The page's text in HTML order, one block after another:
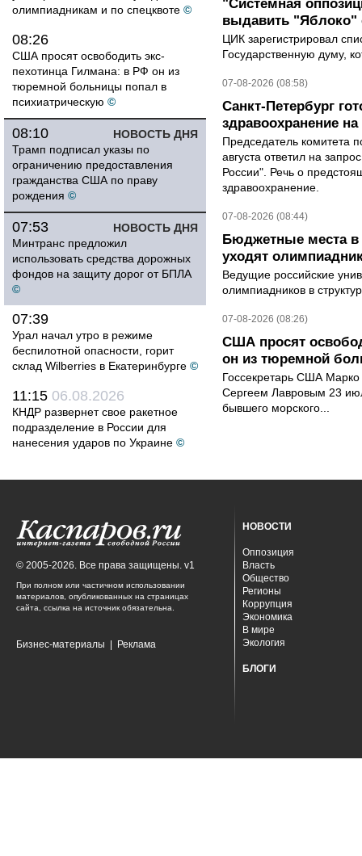
олимпиадникам и по спецквоте ©
08:26
США просят освободить экс-
пехотинца Гилмана: в РФ он из
тюремной больницы попал в
психиатрическую ©
НОВОСТЬ ДНЯ
08:10
Трамп подписал указы по
ограничению предоставления
гражданства США по праву
рождения ©
НОВОСТЬ ДНЯ
07:53
Минтранс предложил
использовать средства дорожных
фондов на защиту дорог от БПЛА
©
07:39
Урал начал утро в режиме
беспилотной опасности, горит
склад Wilberries в Екатеринбурге ©
11:15 06.08.2026
КНДР развернет свое ракетное
подразделение в России для
нанесения ударов по Украине ©
"Системная
выдавить "Яблоко"
ЦИК зарегистрировал
Государственную думу,
07-08-2026 (08:58)
Санкт-Петербург
здравоохранение на
Председатель комитета
августа ответил на
России". Речь о
здравоохранение.
07-08-2026 (08:44)
Бюджетные места в
уходят
Ведущие российские
олимпиадников в
07-08-2026 (08:26)
США просят
он из тюремной
Госсекретарь США
Сергеем Лавровым 23
бывшего морского...
© 2005-2026. Все права защищены. v1
При полном или частичном использовании
материалов, опубликованных на страницах
сайта, ссылка на источник обязательна.
Бизнес-материалы Реклама
НОВОСТИ
Оппозиция
Власть
Общество
Регионы
Коррупция
Экономика
В мире
Экология
БЛОГИ